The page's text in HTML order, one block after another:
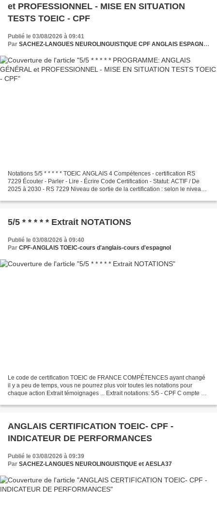
et PROFESSIONNEL - MISE EN SITUATION
TESTS TOEIC - CPF
Publié le 03/08/2026 à 09:41
Par SACHEZ-LANGUES NEUROLINGUISTIQUE CPF ANGLAIS ESPAGNOL
Notations 5/5 * * * * * TOEIC ANGLAIS 4 Compétences - certification RS
7229 Écouter - Parler - Lire - Écrire Code Certification - Statut: ACTIF / De
2025 à 2030 - RS 7229 Niveau de sortie de la certification : selon le niveau
5/5 * * * * * Extrait NOTATIONS
Publié le 03/08/2026 à 09:40
Par CPF-ANGLAIS TOEIC-cours d'anglais-cours d'espagnol
Le code de certification TOEIC de FRANCE COMPÉTENCES ayant changé
il y a peu de temps, vous ne pourrez plus voir toutes les notations pour
chaque action Extrait témoignages ... Extrait notations: 5/5 - CPF C ompte P
ANGLAIS CERTIFICATION TOEIC- CPF -
INDICATEUR DE PERFORMANCES
Publié le 03/08/2026 à 09:39
Par SACHEZ-LANGUES NEUROLINGUISTIQUE et AESLA37